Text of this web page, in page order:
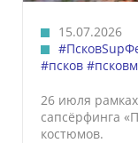
15.07.2026
#псков
26 июля
сапсёрфинга
костюмов.